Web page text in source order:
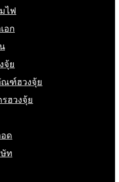
ไฟ
อก
จุ้ย
ฑ์ฮวงจุ้ย
ฮวงจุ้ย
ด
ท